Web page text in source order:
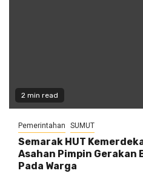
2 min read
Pemerintahan SUMUT
Semarak HUT
Asahan Pimpin Gerakan
Pada Warga